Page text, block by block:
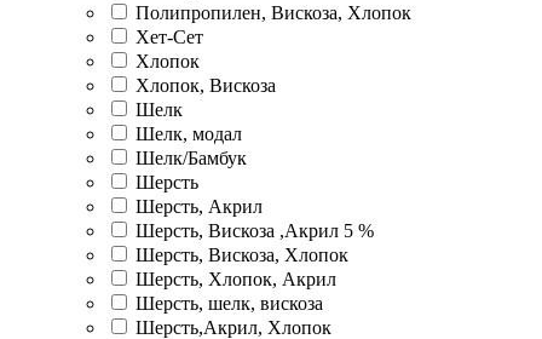
Полипропилен, Вискоза, Хлопок
Хет-Сет
Хлопок
Хлопок, Вискоза
Шелк
Шелк, модал
Шелк/Бамбук
Шерсть
Шерсть, Акрил
Шерсть, Вискоза ,Акрил 5 %
Шерсть, Вискоза, Хлопок
Шерсть, Хлопок, Акрил
Шерсть, шелк, вискоза
Шерсть,Акрил, Хлопок